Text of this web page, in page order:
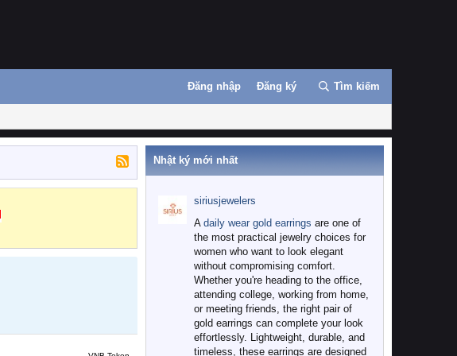
Đăng nhập Đăng ký Tìm kiếm
Nhật ký mới nhất
siriusjewelers
A daily wear gold earrings are one of
the most practical jewelry choices for
women who want to look elegant
without compromising comfort.
Whether you're heading to the office,
attending college, working from home,
or meeting friends, the right pair of
gold earrings can complete your look
effortlessly. Lightweight, durable, and
timeless, these earrings are designed